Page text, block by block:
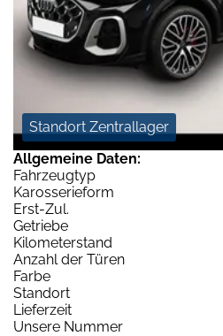
Standort Zentrallager
Allgemeine Daten:
Fahrzeugtyp
Karosserieform
Erst-Zul.
Getriebe
Kilometerstand
Anzahl der Türen
Farbe
Standort
Lieferzeit
Unsere Nummer